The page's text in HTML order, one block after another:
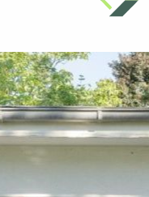
Steuern
Über uns
Offene Stellen
Kontakt